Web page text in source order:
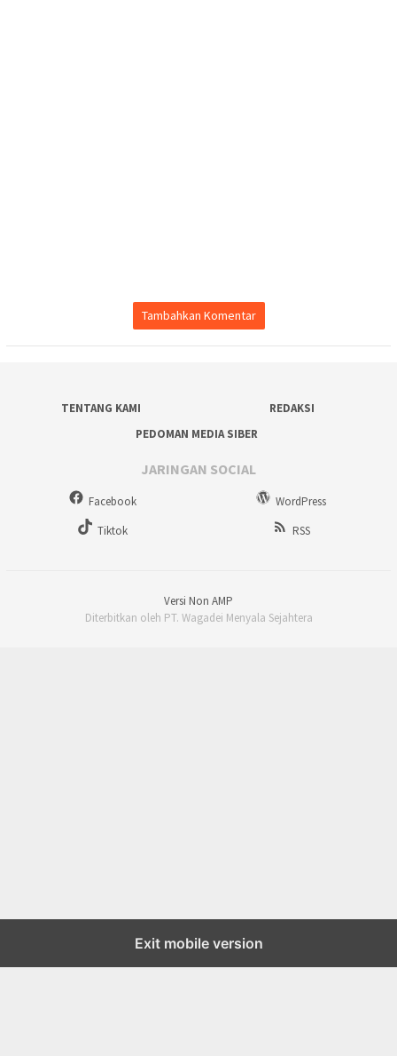
Tambahkan Komentar
TENTANG KAMI
REDAKSI
PEDOMAN MEDIA SIBER
JARINGAN SOCIAL
Facebook
WordPress
Tiktok
RSS
Versi Non AMP
Diterbitkan oleh PT. Wagadei Menyala Sejahtera
Exit mobile version